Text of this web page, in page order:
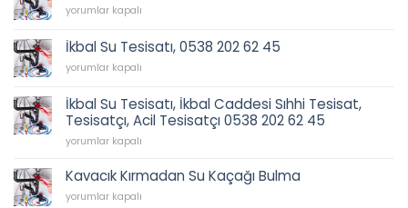
İkbal
Su
Tesisatı,
0538
62
45
için
yorumlar kapalı
İkbal Su Tesisatı, 0538 202 62 45
İkbal
Tesisatı,
0538
202
62
için
yorumlar kapalı
İkbal Su Tesisatı, İkbal Caddesi Sıhhi Tesisat,
Tesisatçı, Acil Tesisatçı 0538 202 62 45
İkbal
Tesisatı,
İkbal
Caddesi
yorumlar kapalı
Kavacık Kırmadan Su Kaçağı Bulma
Kavacık
yorumlar kapalı